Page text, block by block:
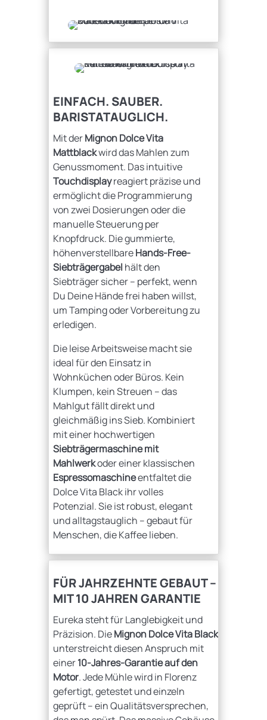
EINFACH. SAUBER.
BARISTATAUGLICH.
Mit derMignon Dolce Vita
Mattblackwird das Mahlen zum
Genussmoment. Das intuitive
Touchdisplayreagiert präzise und
ermöglicht die Programmierung
von zwei Dosierungen oder die
manuelle Steuerung per
Knopfdruck. Die gummierte,
höhenverstellbareHands-Free-
Siebträgergabel hält den
Siebträger sicher – perfekt, wenn
Du Deine Hände frei haben willst,
um Tamping oder Vorbereitung zu
erledigen.
Die leise Arbeitsweise macht sie
ideal für den Einsatz in
Wohnküchen oder Büros. Kein
Klumpen, kein Streuen – das
Mahlgut fällt direkt und
gleichmäßig ins Sieb. Kombiniert
mit einer hochwertigen
Siebträgermaschine mit
Mahlwerkoder einer klassischen
Espressomaschineentfaltet die
Dolce Vita Black ihr volles
Potenzial. Sie ist robust, elegant
und alltagstauglich – gebaut für
Menschen, die Kaffee lieben.
FÜR JAHRZEHNTE GEBAUT –
MIT 10 JAHREN GARANTIE
Eureka steht für Langlebigkeit und
Präzision. DieMignon Dolce Vita Black
unterstreicht diesen Anspruch mit
einer10-Jahres-Garantie auf den
Motor. Jede Mühle wird in Florenz
gefertigt, getestet und einzeln
geprüft – ein Qualitätsversprechen,